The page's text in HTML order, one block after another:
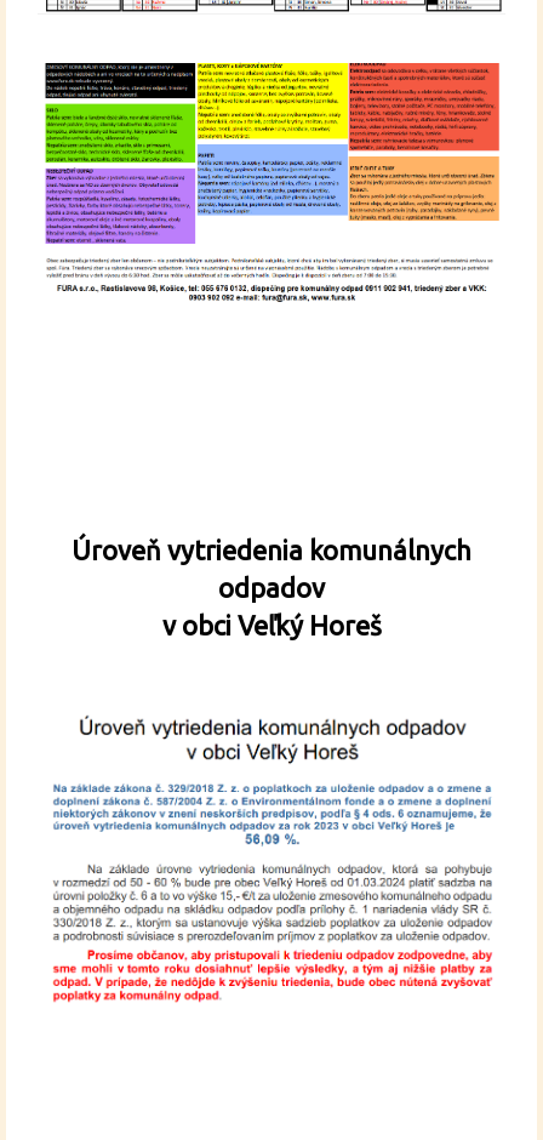
Úroveň vytriedenia komunálnych
odpadov
v obci Veľký Horeš